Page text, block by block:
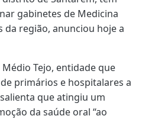
gabinetes de Medicina
da região, anunciou hoje a
Tejo, entidade que
primários e hospitalares a
que atingiu um
da saúde oral “ao